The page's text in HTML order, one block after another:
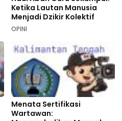
Ketika Lautan Manusia
Menjadi Dzikir Kolektif
OPINI
Menata Sertifikasi
Wartawan: